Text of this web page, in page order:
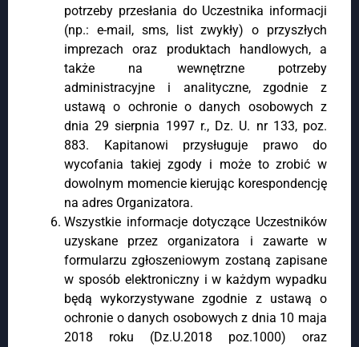
potrzeby przesłania do Uczestnika informacji
(np.: e-mail, sms, list zwykły) o przyszłych
imprezach oraz produktach handlowych, a
także na wewnętrzne potrzeby
administracyjne i analityczne, zgodnie z
ustawą o ochronie o danych osobowych z
dnia 29 sierpnia 1997 r., Dz. U. nr 133, poz.
883. Kapitanowi przysługuje prawo do
wycofania takiej zgody i może to zrobić w
dowolnym momencie kierując korespondencję
na adres Organizatora.
Wszystkie informacje dotyczące Uczestników
uzyskane przez organizatora i zawarte w
formularzu zgłoszeniowym zostaną zapisane
w sposób elektroniczny i w każdym wypadku
będą wykorzystywane zgodnie z ustawą o
ochronie o danych osobowych z dnia 10 maja
2018 roku (Dz.U.2018 poz.1000) oraz